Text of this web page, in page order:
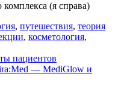
(я справа)
, путешествия, теория
, косметология,
пациентов
— MediGlow и